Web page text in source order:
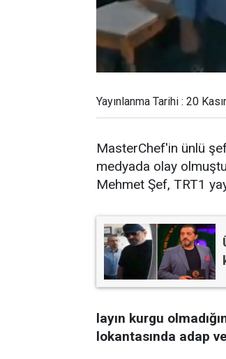
Yayınlanma Tarihi : 20
MasterChef'in ünlü
medyada olay
Mehmet Şef, TRT1
layın kurgu
lokantasında adap